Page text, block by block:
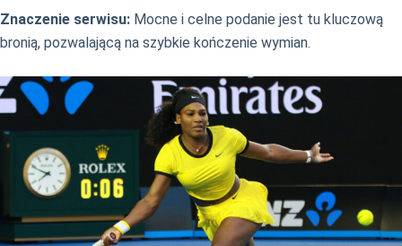
Znaczenie serwisu: Mocne i celne podanie jest tu kluczową
bronią, pozwalającą na szybkie kończenie wymian.